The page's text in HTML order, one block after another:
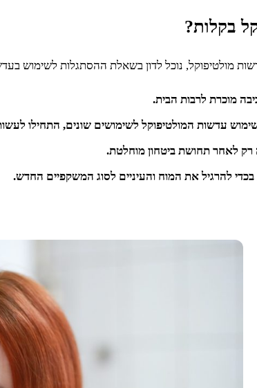
בקלות?
מולטיפוקל, נוכל לדון בשאלת ההסתגלות לשימוש
מוכרת לרבות הבית.
עדשות המולטיפוקל לשימושים שונים, התחילו
לאחר תחושת ביטחון מוחלטת.
להרגיל את המוח והעיניים לסוג המשקפיים החדש.